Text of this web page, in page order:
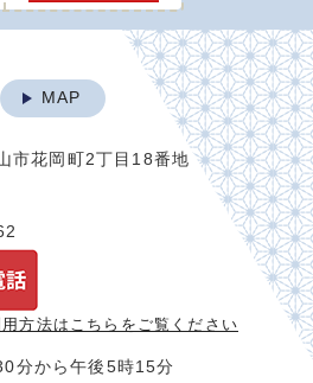
MAP
市花岡町2丁目18番地
方法は こちらをご覧ください
分から午後5時15分